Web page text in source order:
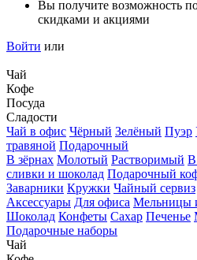
Вы получите возможность
скидками и акциями
Войти или
Чай
Кофе
Посуда
Сладости
Чай в офис Чёрный Зелёный Пуэр
травяной Подарочный
В зёрнах Молотый Растворимый В
сливки и шоколад Подарочный
Заварники Кружки Чайный сервиз
Аксессуары Для офиса Мельницы
Шоколад Конфеты Сахар Печенье
Подарочные наборы
Чай